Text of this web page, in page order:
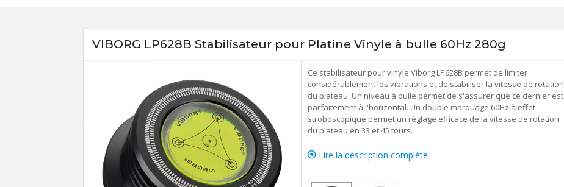
VIBORG LP628B Stabilisateur pour Platine Vinyle à bulle 60Hz 280g
Ce stabilisateur pour vinyle Viborg LP628B permet de limiter
considérablement les vibrations et de stabiliser la vitesse de rotation
du plateau. Un niveau à bulle permet de s'assurer que ce dernier est
parfaitement à l'horizontal. Un double marquage 60Hz à effet
stroboscopique permet un réglage efficace de la vitesse de rotation
du plateau en 33 et 45 tours.
Lire la description complète